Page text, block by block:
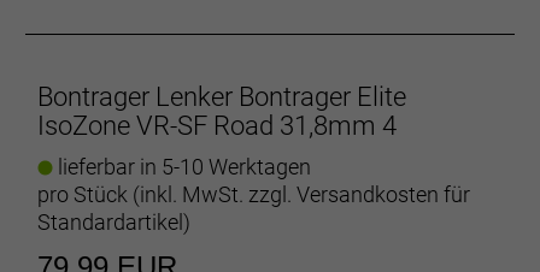
Bontrager Lenker Bontrager Elite
IsoZone VR-SF Road 31,8mm 4
lieferbar in 5-10 Werktagen
pro Stück (inkl. MwSt. zzgl. Versandkosten für
Standardartikel)